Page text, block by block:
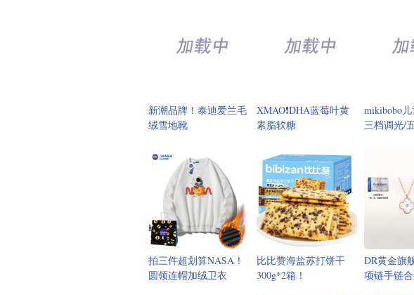
新潮品牌！泰迪爱兰毛
绒雪地靴
XMAO❗DHA蓝莓叶黄
素脂软糖
mikibobo
三档调光/
拍三件超划算NASA！
圆领连帽加绒卫衣
比比赞海盐苏打饼干
300g*2箱！
DR黄金旗
项链手链